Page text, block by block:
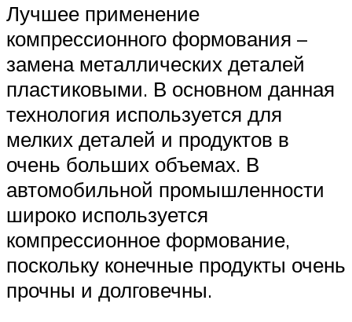
Лучшее применение
компрессионного формования –
замена металлических деталей
пластиковыми. В основном данная
технология используется для
мелких деталей и продуктов в
очень больших объемах. В
автомобильной промышленности
широко используется
компрессионное формование,
поскольку конечные продукты очень
прочны и долговечны.